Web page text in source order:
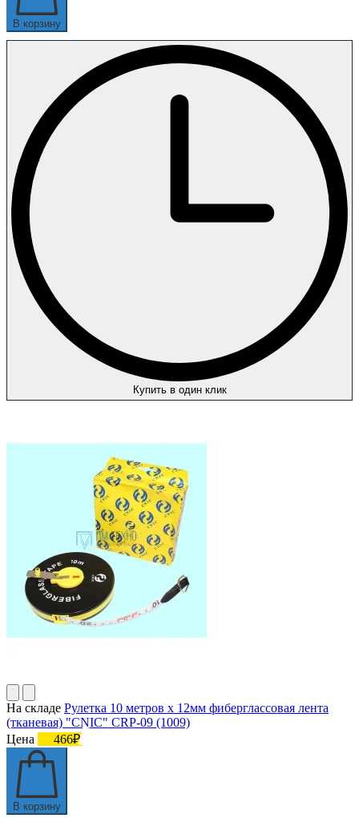
В корзину
Купить в один клик
На складе Рулетка 10 метров х 12мм фиберглассовая лента
(тканевая) "CNIC" CRP-09 (1009)
Цена
466₽
В корзину